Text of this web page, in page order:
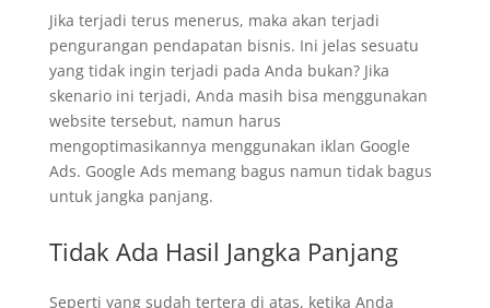
Jika terjadi terus menerus, maka akan terjadi
pengurangan pendapatan bisnis. Ini jelas sesuatu
yang tidak ingin terjadi pada Anda bukan? Jika
skenario ini terjadi, Anda masih bisa menggunakan
website tersebut, namun harus
mengoptimasikannya menggunakan iklan Google
Ads. Google Ads memang bagus namun tidak bagus
untuk jangka panjang.
Tidak Ada Hasil Jangka Panjang
Seperti yang sudah tertera di atas, ketika Anda